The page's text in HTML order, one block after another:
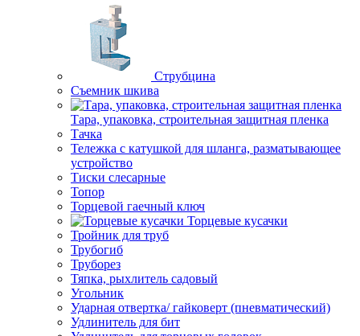
Струбцина
Съемник шкива
Тара, упаковка, строительная защитная пленка
Тачка
Тележка с катушкой для шланга, разматывающее
устройство
Тиски слесарные
Топор
Торцевой гаечный ключ
Торцевые кусачки
Тройник для труб
Трубогиб
Труборез
Тяпка, рыхлитель садовый
Угольник
Ударная отвертка/ гайковерт (пневматический)
Удлинитель для бит